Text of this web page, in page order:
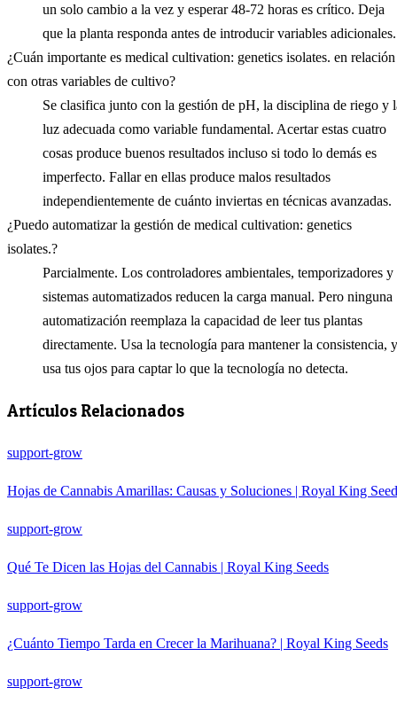
un solo cambio a la vez y esperar 48-72 horas es crítico. Deja
que la planta responda antes de introducir variables adicionales.
¿Cuán importante es medical cultivation: genetics isolates. en relación
con otras variables de cultivo?
Se clasifica junto con la gestión de pH, la disciplina de riego y
luz adecuada como variable fundamental. Acertar estas cuatro
cosas produce buenos resultados incluso si todo lo demás es
imperfecto. Fallar en ellas produce malos resultados
independientemente de cuánto inviertas en técnicas avanzadas.
¿Puedo automatizar la gestión de medical cultivation: genetics
isolates.?
Parcialmente. Los controladores ambientales, temporizadores y
sistemas automatizados reducen la carga manual. Pero ninguna
automatización reemplaza la capacidad de leer tus plantas
directamente. Usa la tecnología para mantener la consistencia, y
usa tus ojos para captar lo que la tecnología no detecta.
Artículos Relacionados
support-grow
Hojas de Cannabis Amarillas: Causas y Soluciones | Royal King
support-grow
Qué Te Dicen las Hojas del Cannabis | Royal King Seeds
support-grow
¿Cuánto Tiempo Tarda en Crecer la Marihuana? | Royal King Seeds
support-grow